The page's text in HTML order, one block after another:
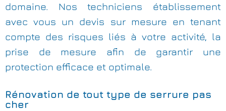
domaine. Nos techniciens établissement
avec vous un devis sur mesure en tenant
compte des risques liés à votre activité, la
prise de mesure afin de garantir une
protection efficace et optimale.
Rénovation de tout type de serrure pas
cher